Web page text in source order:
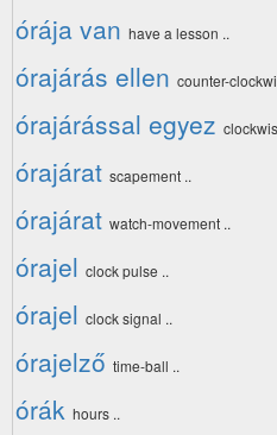
órája van have a lesson ..
órajárás ellen counter-
órajárással egyez
órajárat scapement ..
órajárat watch-movement ..
órajel clock pulse ..
órajel clock signal ..
órajelző time-ball ..
órák hours ..